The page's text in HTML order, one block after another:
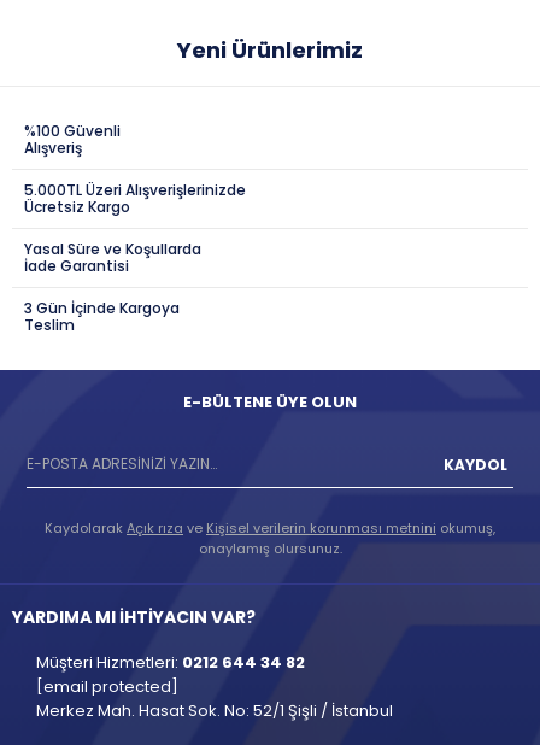
Yeni Ürünlerimiz
%100 Güvenli
Alışveriş
5.000TL Üzeri Alışverişlerinizde
Ücretsiz Kargo
Yasal Süre ve Koşullarda
İade Garantisi
3 Gün İçinde Kargoya
Teslim
E-BÜLTENE ÜYE OLUN
KAYDOL
KaydolarakAçık rıza ve Kişisel verilerin korunması metnini okumuş,
onaylamış olursunuz.
YARDIMA MI İHTİYACIN VAR?
Müşteri Hizmetleri: 0212 644 34 82
[email protected]
Merkez Mah. Hasat Sok. No: 52/1 Şişli / İstanbul